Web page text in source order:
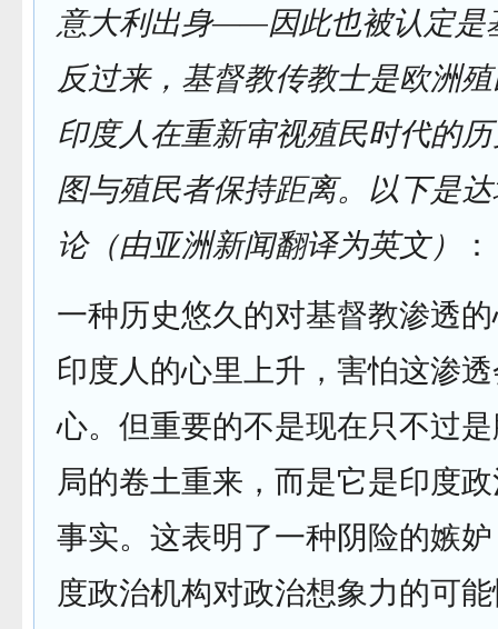
意大利出身——因此也被认定是
反过来，基督教传教士是欧洲
印度人在重新审视殖民时代的
图与殖民者保持距离。以下是
论（由亚洲新闻翻译为英文）
：
一种历史悠久的对基督教渗透
印度人的心里上升，害怕这渗
心。但重要的不是现在只不过
局的卷土重来，而是它是印度
事实。这表明了一种阴险的嫉
度政治机构对政治想象力的可